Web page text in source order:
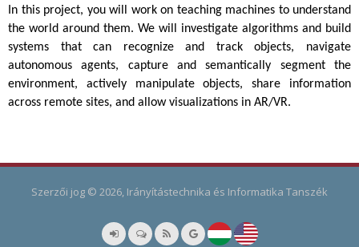
In this project, you will work on teaching machines to understand
the world around them. We will investigate algorithms and build
systems that can recognize and track objects, navigate
autonomous agents, capture and semantically segment the
environment, actively manipulate objects, share information
across remote sites, and allow visualizations in AR/VR.
Szerzői jog © 2026, Irányítástechnika és Informatika Tanszék